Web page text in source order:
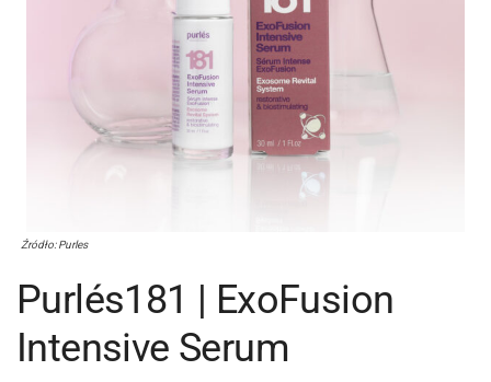
Źródło: Purles
Purlés181 | ExoFusion
Intensive Serum